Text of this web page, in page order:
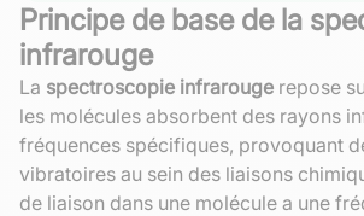
Principe de base de la
infrarouge
La spectroscopie infrarouge repose
les molécules absorbent des rayons
fréquences spécifiques, provoquant
vibratoires au sein des liaisons
de liaison dans une molécule a une